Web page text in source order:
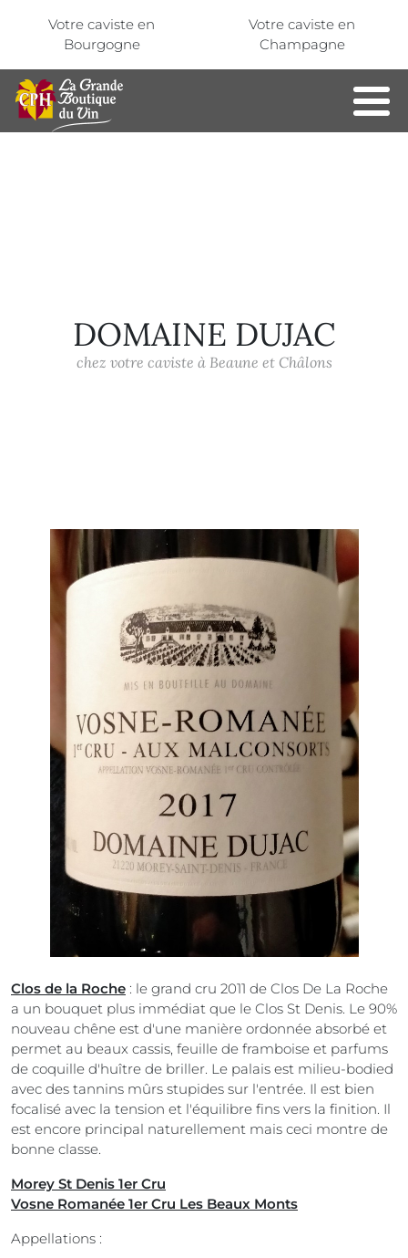
Votre caviste en
Bourgogne
Votre caviste en
Champagne
DOMAINE DUJAC
chez votre caviste à Beaune et Châlons
Clos de la Roche : le grand cru 2011 de Clos De La Roche
a un bouquet plus immédiat que le Clos St Denis. Le 90%
nouveau chêne est d'une manière ordonnée absorbé et
permet au beaux cassis, feuille de framboise et parfums
de coquille d'huître de briller. Le palais est milieu-bodied
avec des tannins mûrs stupides sur l'entrée. Il est bien
focalisé avec la tension et l'équilibre fins vers la finition. Il
est encore principal naturellement mais ceci montre de
bonne classe.
Morey St Denis 1er Cru
Vosne Romanée 1er Cru Les Beaux Monts
Appellations :